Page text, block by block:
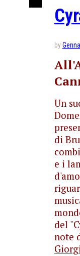
by
Un
di
e i
del
note